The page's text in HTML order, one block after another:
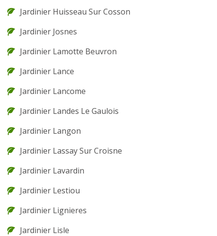
Jardinier Huisseau Sur Cosson
Jardinier Josnes
Jardinier Lamotte Beuvron
Jardinier Lance
Jardinier Lancome
Jardinier Landes Le Gaulois
Jardinier Langon
Jardinier Lassay Sur Croisne
Jardinier Lavardin
Jardinier Lestiou
Jardinier Lignieres
Jardinier Lisle